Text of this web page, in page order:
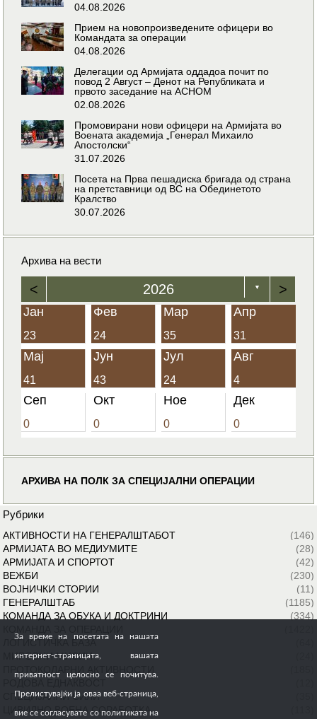
04.08.2026
Прием на новопроизведените офицери во
Командата за операции
04.08.2026
Делегации од Армијата оддадоа почит по
повод 2 Август – Денот на Републиката и
првото заседание на АСНОМ
02.08.2026
Промовирани нови офицери на Армијата во
Воената академија „Генерал Михаило
Апостолски“
31.07.2026
Посета на Прва пешадиска бригада од страна
на претставници од ВС на Обединетото
Кралство
30.07.2026
Архива на вести
< 2026 ▼ >
Јан
23
Фев
24
Мар
35
Апр
31
Мај
41
Јун
43
Јул
24
Авг
4
Сеп
0
Окт
0
Ное
0
Дек
0
АРХИВА НА ПОЛК ЗА СПЕЦИЈАЛНИ ОПЕРАЦИИ
Рубрики
АКТИВНОСТИ НА ГЕНЕРАЛШТАБОТ
(146)
АРМИЈАТА ВО МЕДИУМИТЕ
(28)
АРМИЈАТА И СПОРТОТ
(42)
ВЕЖБИ
(230)
ВОЈНИЧКИ СТОРИИ
(11)
ГЕНЕРАЛШТАБ
(1185)
КОМАНДА ЗА ОБУКА И ДОКТРИНИ
(334)
ЛОГИСТИЧКА БАЗА
МИРОВНИ МИСИИ
СПЕЦИЈАЛНИ СИЛИ
ЦИВИЛНО ВОЕНА СОРАБОТКА
За време на посетата на нашата
интернет-страницата, вашата
приватност целосно се почитува.
Прелистувајќи ја оваа веб-страница,
вие се согласувате со политиката на